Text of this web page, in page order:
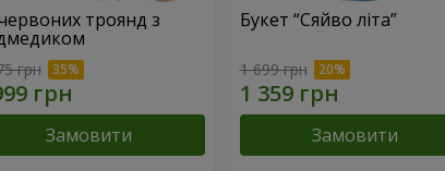
троянд з
грн
Замовити
Букет “Сяйво літа”
1 699 грн
Замовити